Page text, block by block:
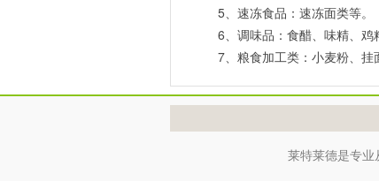
5、速冻食品：速冻面类等。
6、调味品：食醋、味精、鸡
7、粮食加工类：小麦粉、挂
莱特莱德是专业